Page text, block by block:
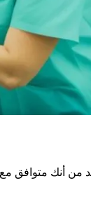
من أنك متوافق مع